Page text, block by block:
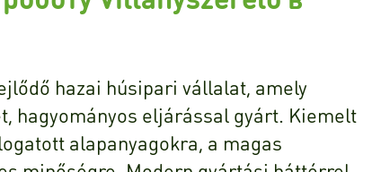
hazai húsipari vállalat, amely
hagyományos eljárással gyárt. Kiemelt
alapanyagokra, a magas